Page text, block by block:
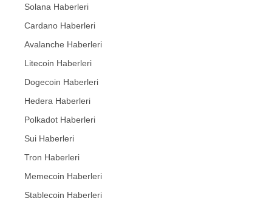
Solana Haberleri
Cardano Haberleri
Avalanche Haberleri
Litecoin Haberleri
Dogecoin Haberleri
Hedera Haberleri
Polkadot Haberleri
Sui Haberleri
Tron Haberleri
Memecoin Haberleri
Stablecoin Haberleri